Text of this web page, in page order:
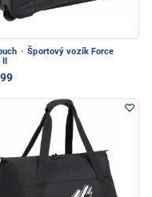
· Športový vozík Force
II